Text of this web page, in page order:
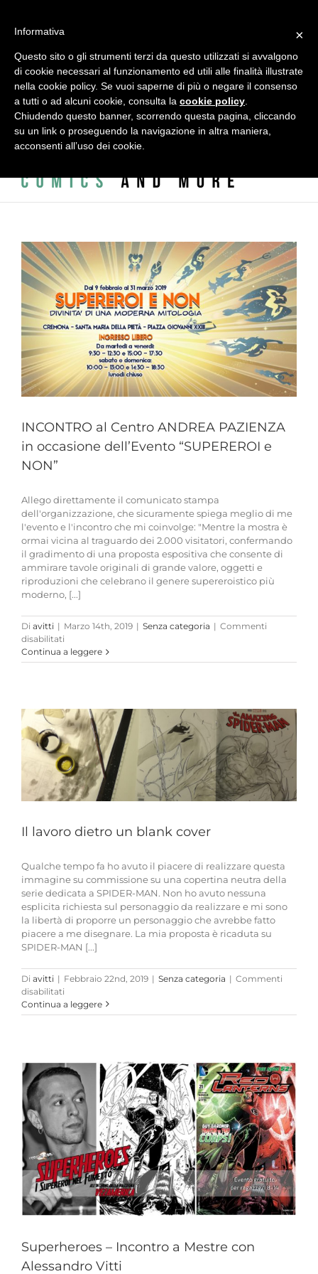
contenuto
L.A. Vincenzi, 2 - c/o ADAC - ACCADEMIA DELLE ARTI CREATIVE
| info@alessandrovitti.com
Facebook
X InstagramEmail
INCONTRO al Centro ANDREA PAZIENZA
in occasione dell’Evento “SUPEREROI e
NON”
Allego direttamente il comunicato stampa
dell'organizzazione, che sicuramente spiega meglio di me
l'evento e l'incontro che mi coinvolge: "Mentre la mostra è
ormai vicina al traguardo dei 2.000 visitatori, confermando
il gradimento di una proposta espositiva che consente di
ammirare tavole originali di grande valore, oggetti e
riproduzioni che celebrano il genere supereroistico più
moderno, [...]
Di avitti | Marzo 14th, 2019 | Senza categoria | Commenti
disabilitati
INCONTRO
al
in
occasione
dell’Evento
“SUPEREROI
e
NON”
Continua a leggere
Il lavoro dietro un blank cover
Qualche tempo fa ho avuto il piacere di realizzare questa
immagine su commissione su una copertina neutra della
serie dedicata a SPIDER-MAN. Non ho avuto nessuna
esplicita richiesta sul personaggio da realizzare e mi sono
la libertà di proporre un personaggio che avrebbe fatto
piacere a me disegnare. La mia proposta è ricaduta su
SPIDER-MAN [...]
Di avitti | Febbraio 22nd, 2019 | Senza categoria | Commenti
disabilitati
Il
lavoro
cover
Continua a leggere
Superheroes – Incontro a Mestre con
Alessandro Vitti
×
Informativa
Questo sito o gli strumenti terzi da questo utilizzati si avvalgono
di cookie necessari al funzionamento ed utili alle finalità illustrate
nella cookie policy. Se vuoi saperne di più o negare il consenso
a tutti o ad alcuni cookie, consulta la cookie policy
Chiudendo questo banner, scorrendo questa pagina, cliccando
su un link o proseguendo la navigazione in altra maniera,
acconsenti all’uso dei cookie.